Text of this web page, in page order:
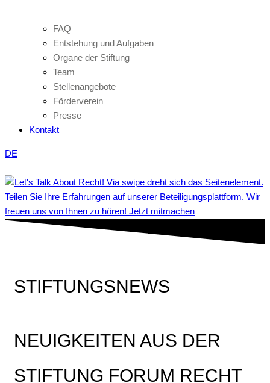
FAQ
Entstehung und Aufgaben
Organe der Stiftung
Team
Stellenangebote
Förderverein
Presse
Kontakt
DE
Teilen Sie Ihre Erfahrungen auf unserer Beteiligungsplattform. Wir
freuen uns von Ihnen zu hören! Jetzt mitmachen
STIFTUNGSNEWS
NEUIGKEITEN AUS DER
STIFTUNG FORUM RECHT